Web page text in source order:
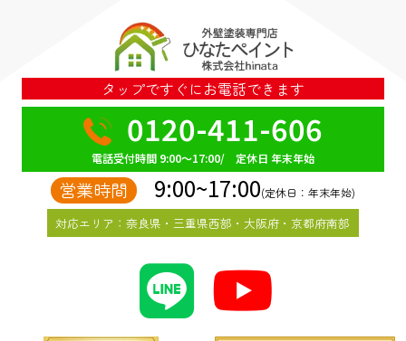
タップですぐにお電話できます
0120-411-606
電話受付時間 9:00～17:00/ 定休日 年末年始
営業時間 9:00~17:00(定休日：年末年始)
対応エリア：奈良県・三重県西部・大阪府・京都府南部